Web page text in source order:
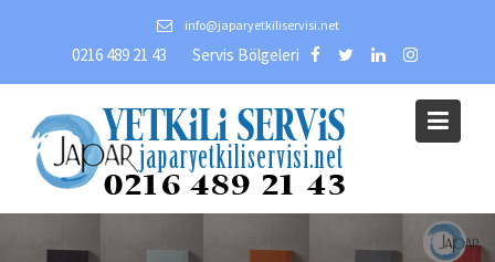
info@japaryetkiliservisi.net
0216 489 21 43 Servis Bölgeleri